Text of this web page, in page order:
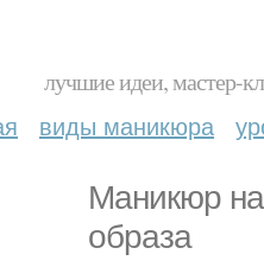
лучшие идеи, мастер-
виды маникюра
Маникюр
образа